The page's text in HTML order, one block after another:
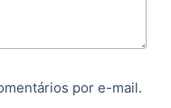
por e-mail.